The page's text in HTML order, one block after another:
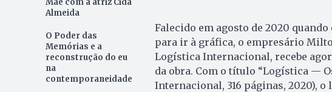
Almeida
O Poder das
Memórias e a
reconstrução do eu
na
contemporaneidade
Falecido em agosto de 2020
para ir à gráfica, o empresário
Logística Internacional, recebe
da obra. Com o título “Logística —
Internacional, 316 páginas, 2020),